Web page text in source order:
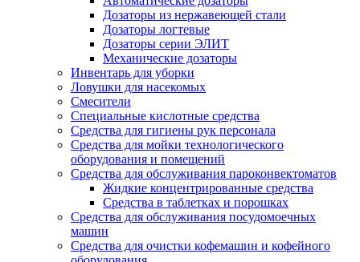
Дозаторы из нержавеющей стали
Дозаторы логтевые
Дозаторы серии ЭЛИТ
Механические дозаторы
Инвентарь для уборки
Ловушки для насекомых
Смесители
Специальные кислотные средства
Средства для гигиены рук персонала
Средства для мойки технологического
оборудования и помещений
Средства для обслуживания пароконвектоматов
Жидкие концентрированные средства
Средства в таблетках и порошках
Средства для обслуживания посудомоечных
машин
Средства для очистки кофемашин и кофейного